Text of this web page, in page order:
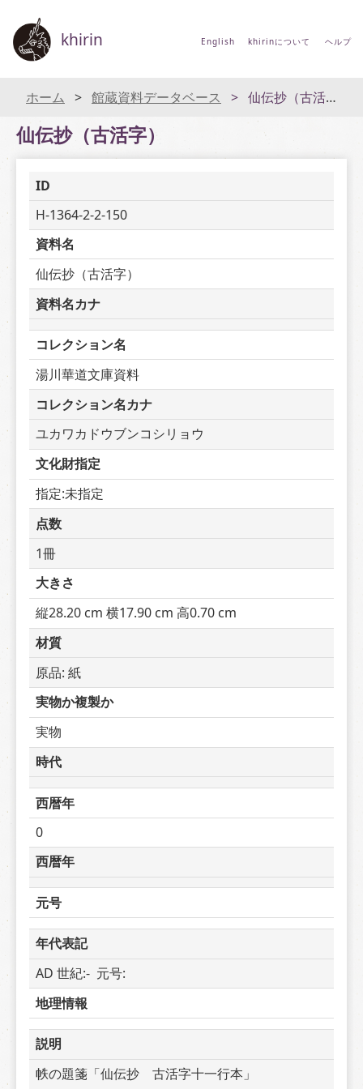
khirin English khirinについて ヘルプ
ホーム 館蔵資料データベース 仙伝抄（古活字）
仙伝抄（古活字）
ID
H-1364-2-2-150
資料名
仙伝抄（古活字）
資料名カナ
コレクション名
湯川華道文庫資料
コレクション名カナ
ユカワカドウブンコシリョウ
文化財指定
指定:未指定
点数
1冊
大きさ
縦28.20 cm 横17.90 cm 高0.70 cm
材質
原品: 紙
実物か複製か
実物
時代
西暦年
0
西暦年
元号
年代表記
AD 世紀:-  元号:
地理情報
説明
帙の題箋「仙伝抄　古活字十一行本」